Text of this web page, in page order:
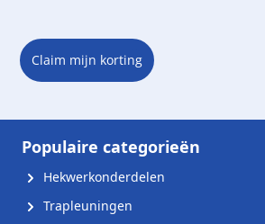
Claim mijn korting
Populaire categorieën
Hekwerkonderdelen
Trapleuningen